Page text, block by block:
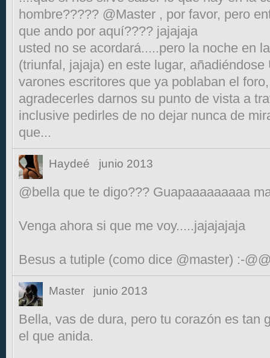
hombre????? @Master , por favor, pero
que ando por aquí???? jajajaja
usted no se acordará.....pero la noche en
(triunfal, jajaja) en este lugar,
varones escritores que ya poblaban el
agradecerles darnos su punto de vista a
inclusive pedirles de no dejar nunca de
que...
Haydeé junio 2013
@bella que te digo??? Guapaaaaaaaaa
Venga ahora si que me voy.....jajajajaja
Besus a tutiple (como dice @master) :-
Master junio 2013
Bella, vas de dura, pero tu corazón es tan
el que anida.